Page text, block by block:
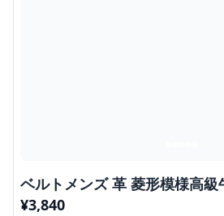
ベルトメンズ 革 菱形模様高級
¥3,840